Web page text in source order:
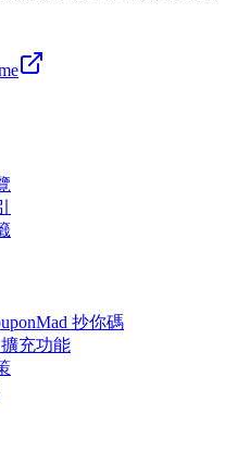
抄你碼
擴充功能